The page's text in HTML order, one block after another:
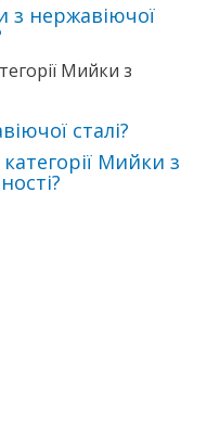
з нержавіючої
Мийки з
сталі?
Мийки з